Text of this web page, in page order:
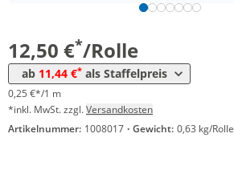
12,50 €*/Rolle
ab 11,44 €* als Staffelpreis
0,25 €*/1 m
*inkl. MwSt. zzgl.Versandkosten
Artikelnummer: 1008017 · Gewicht: 0,63 kg/Rolle